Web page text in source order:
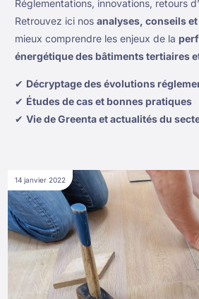
Réglementations, innovations, retours
Retrouvez ici nos analyses, conseils
mieux comprendre les enjeux de la
énergétique des bâtiments tertiaires
✔ Décryptage des évolutions
✔ Études de cas et bonnes pratiques
✔ Vie de Greenta et actualités du
14 janvier 2022